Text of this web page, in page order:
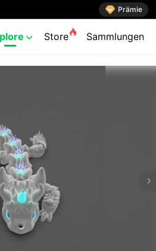
 Prämie
 Store Sammlungen